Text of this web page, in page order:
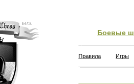
Боевые
Правила Игры